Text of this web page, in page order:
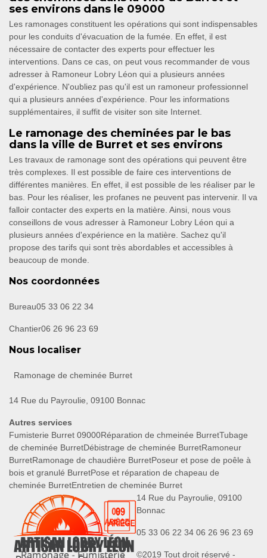
ses environs dans le 09000
Les ramonages constituent les opérations qui sont indispensables
pour les conduits d'évacuation de la fumée. En effet, il est
nécessaire de contacter des experts pour effectuer les
interventions. Dans ce cas, on peut vous recommander de vous
adresser à Ramoneur Lobry Léon qui a plusieurs années
d'expérience. N'oubliez pas qu'il est un ramoneur professionnel
qui a plusieurs années d'expérience. Pour les informations
supplémentaires, il suffit de visiter son site Internet.
Le ramonage des cheminées par le bas
dans la ville de Burret et ses environs
Les travaux de ramonage sont des opérations qui peuvent être
très complexes. Il est possible de faire ces interventions de
différentes manières. En effet, il est possible de les réaliser par le
bas. Pour les réaliser, les profanes ne peuvent pas intervenir. Il va
falloir contacter des experts en la matière. Ainsi, nous vous
conseillons de vous adresser à Ramoneur Lobry Léon qui a
plusieurs années d'expérience en la matière. Sachez qu'il
propose des tarifs qui sont très abordables et accessibles à
beaucoup de monde.
Nos coordonnées
Bureau05 33 06 22 34
Chantier06 26 96 23 69
Nous localiser
Ramonage de cheminée Burret
14 Rue du Payroulie, 09100 Bonnac
Autres services
Fumisterie Burret 09000Réparation de chmeinée BurretTubage
de cheminée BurretDébistrage de cheminée BurretRamoneur
BurretRamonage de chaudière BurretPoseur et pose de poêle à
bois et granulé BurretPose et réparation de chapeau de
cheminée BurretEntretien de cheminée Burret
14 Rue du Payroulie, 09100
Bonnac
05 33 06 22 34 06 26 96 23 69
©2019 Tout droit réservé -